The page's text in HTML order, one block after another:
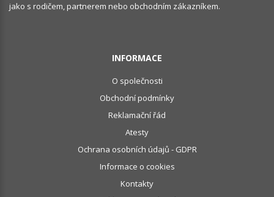
jako s rodičem, partnerem nebo obchodním zákazníkem.
INFORMACE
O společnosti
Obchodní podmínky
Reklamační řád
Atesty
Ochrana osobních údajů - GDPR
Informace o cookies
Kontakty